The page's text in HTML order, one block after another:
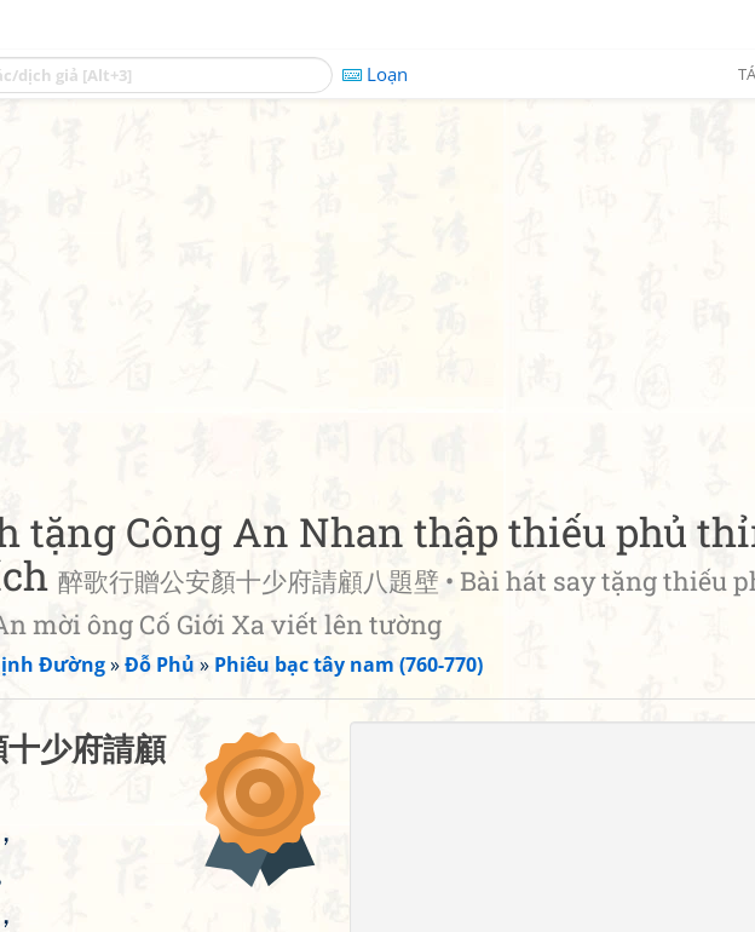
Loạn
tặng Công An Nhan thập thiếu phủ
醉歌行贈公安顏十少府請顧八題壁 • Bài hát say tặng thiếu
mời ông Cố Giới Xa viết lên tường
Đường»Đỗ Phủ » Phiêu bạc tây nam (760-770)
十少府請顧
，
，